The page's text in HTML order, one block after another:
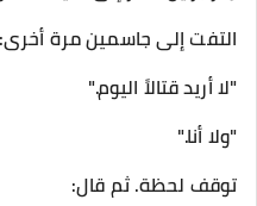
التفت إلى جاسمين مرة أخرى:
"لا أريد قتالاً اليوم."
"ولا أنا."
توقف لحظة. ثم قال: